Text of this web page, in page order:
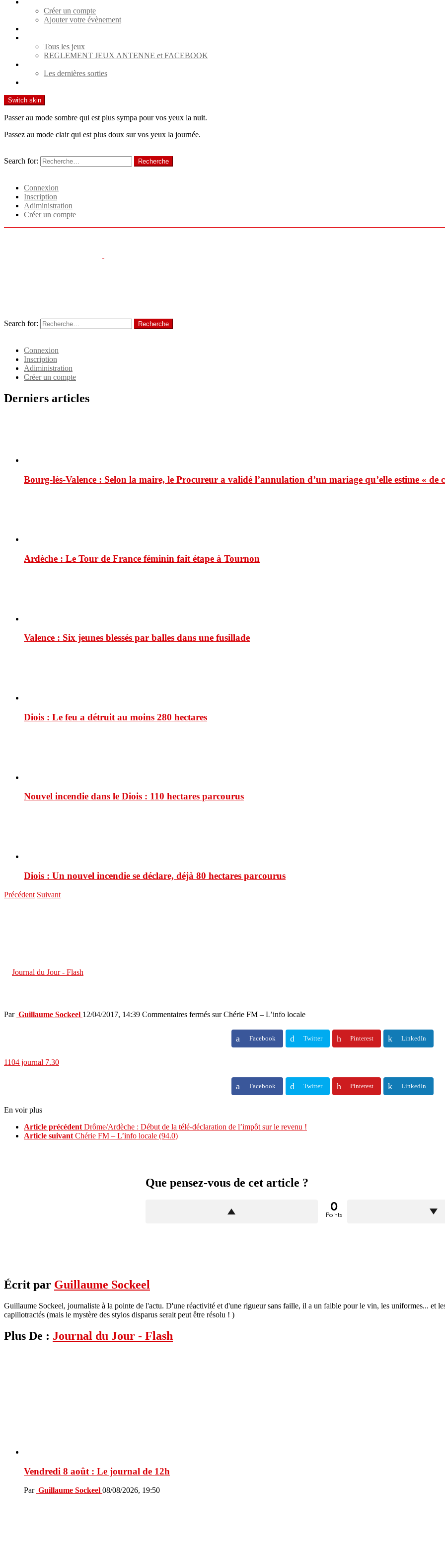
Créer un compte
Ajouter votre évènement
Tous les jeux
REGLEMENT JEUX ANTENNE et FACEBOOK
Les dernières sorties
Switch skin
Passer au mode sombre qui est plus sympa pour vos yeux la nuit.
Passez au mode clair qui est plus doux sur vos yeux la journée.
Search for:
Recherche
Connexion
Inscription
Adiministration
Créer un compte
Search for:
Recherche
Connexion
Inscription
Adiministration
Créer un compte
Derniers articles
Bourg-lès-Valence : Selon la maire, le Procureur a validé l’annulation d’un mariage qu’elle estime « de
Ardèche : Le Tour de France féminin fait étape à Tournon
Valence : Six jeunes blessés par balles dans une fusillade
Diois : Le feu a détruit au moins 280 hectares
Nouvel incendie dans le Diois : 110 hectares parcourus
Diois : Un nouvel incendie se déclare, déjà 80 hectares parcourus
Précédent Suivant
Journal du Jour - Flash
Par Guillaume Sockeel 12/04/2017, 14:39 Commentaires fermés sur Chérie FM – L’info locale
Facebook Twitter Pinterest LinkedIn
1104 journal 7.30
Facebook Twitter Pinterest LinkedIn
En voir plus
Article précédent Drôme/Ardèche : Début de la télé-déclaration de l’impôt sur le revenu !
Article suivant Chérie FM – L’info locale (94.0)
Que pensez-vous de cet article ?
0
Points
Écrit par Guillaume Sockeel
Guillaume Sockeel, journaliste à la pointe de l'actu. D'une réactivité et d'une rigueur sans faille, il a un faible pour le vin, les uniformes... et
capillotractés (mais le mystère des stylos disparus serait peut être résolu ! )
Plus De : Journal du Jour - Flash
Vendredi 8 août : Le journal de 12h
Par Guillaume Sockeel 08/08/2026, 19:50